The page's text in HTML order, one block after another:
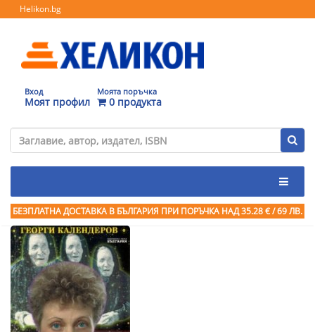
Helikon.bg
Вход
Моят профил
Моята поръчка
0 продукта
БЕЗПЛАТНА ДОСТАВКА В БЪЛГАРИЯ ПРИ ПОРЪЧКА НАД 35.28 € / 69 ЛВ.